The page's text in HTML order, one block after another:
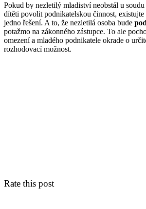
Pokud by nezletilý mladiství neobstál u
dítěti povolit podnikatelskou činnost, existujte
jedno řešení. A to, že nezletilá osoba bude
potažmo na zákonného zástupce. To ale
omezení a mladého podnikatele okrade o
rozhodovací možnost.
Rate this post